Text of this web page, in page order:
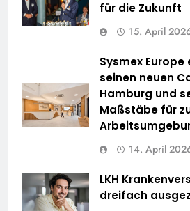
für die Zukunft
15. April
Sysmex
seinen neuen
Hamburg und
Maßstäbe für
14. April
LKH
dreifach